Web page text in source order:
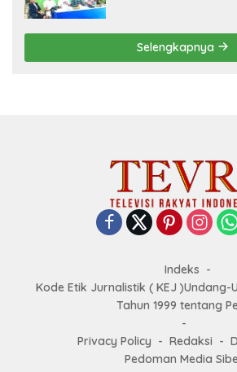
Selengkapnya
Indeks
Kode Etik Jurnalistik ( KEJ )Undang-
Tahun 1999 tentang
Privacy Policy Redaksi
Pedoman Media